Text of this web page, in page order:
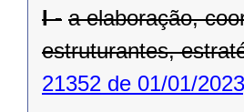
I - a elaboração,
estruturantes,
21352 de 01/01/